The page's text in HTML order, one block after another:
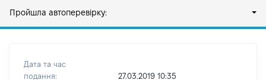
Пройшла автоперевірку:
Дата та час
подання:
27.03.2019 10:35